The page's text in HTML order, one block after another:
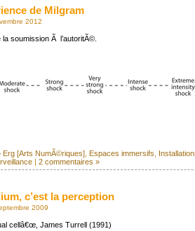
de Milgram
2012
soumission Ã l’autoritÃ©.
Erg [Arts NumÃ©riques] Espaces immersifs
| 2 commentaires »
c’est la perception
2009
cellâ€œ, James Turrell (1991)